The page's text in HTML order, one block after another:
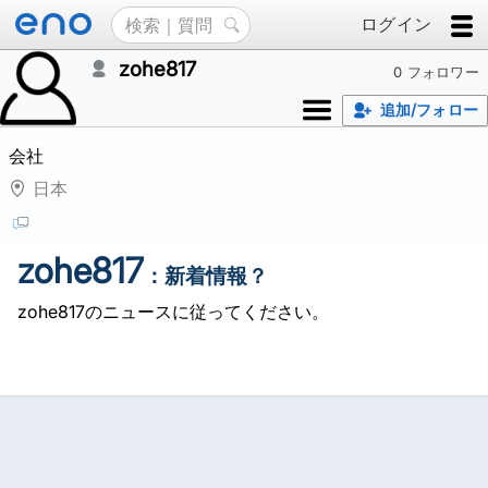
ログイン
0 フォロワー
zohe817
追加/フォロー
会社
日本
zohe817 ：新着情報？
zohe817のニュースに従ってください。